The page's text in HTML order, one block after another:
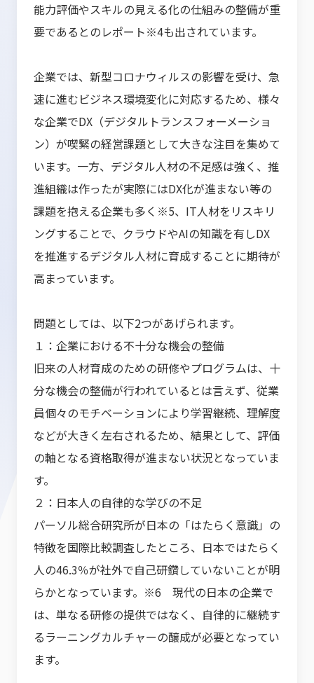
能力評価やスキルの見える化の仕組みの整備が重
要であるとのレポート※4も出されています。
企業では、新型コロナウィルスの影響を受け、急
速に進むビジネス環境変化に対応するため、様々
な企業でDX（デジタルトランスフォーメーショ
ン）が喫緊の経営課題として大きな注目を集めて
います。一方、デジタル人材の不足感は強く、推
進組織は作ったが実際にはDX化が進まない等の
課題を抱える企業も多く※5、IT人材をリスキリ
ングすることで、クラウドやAIの知識を有しDX
を推進するデジタル人材に育成することに期待が
高まっています。
問題としては、以下2つがあげられます。
１：企業における不十分な機会の整備
旧来の人材育成のための研修やプログラムは、十
分な機会の整備が行われているとは言えず、従業
員個々のモチベーションにより学習継続、理解度
などが大きく左右されるため、結果として、評価
の軸となる資格取得が進まない状況となっていま
す。
２：日本人の自律的な学びの不足
パーソル総合研究所が日本の「はたらく意識」の
特徴を国際比較調査したところ、日本ではたらく
人の46.3％が社外で自己研鑽していないことが明
らかとなっています。※6 現代の日本の企業で
は、単なる研修の提供ではなく、自律的に継続す
るラーニングカルチャーの醸成が必要となってい
ます。